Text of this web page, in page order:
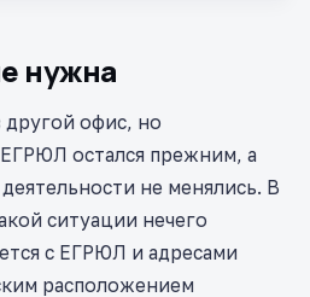
нужна
другой офис, но
остался прежним, а
не менялись. В
ситуации нечего
с ЕГРЮЛ и адресами
расположением